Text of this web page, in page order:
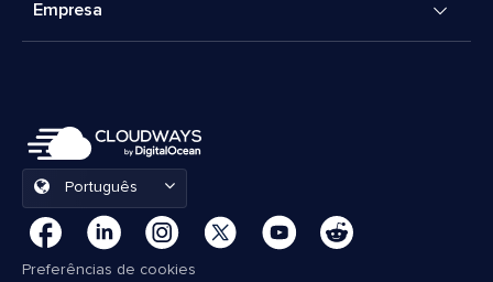
Empresa
Português
Preferências de cookies